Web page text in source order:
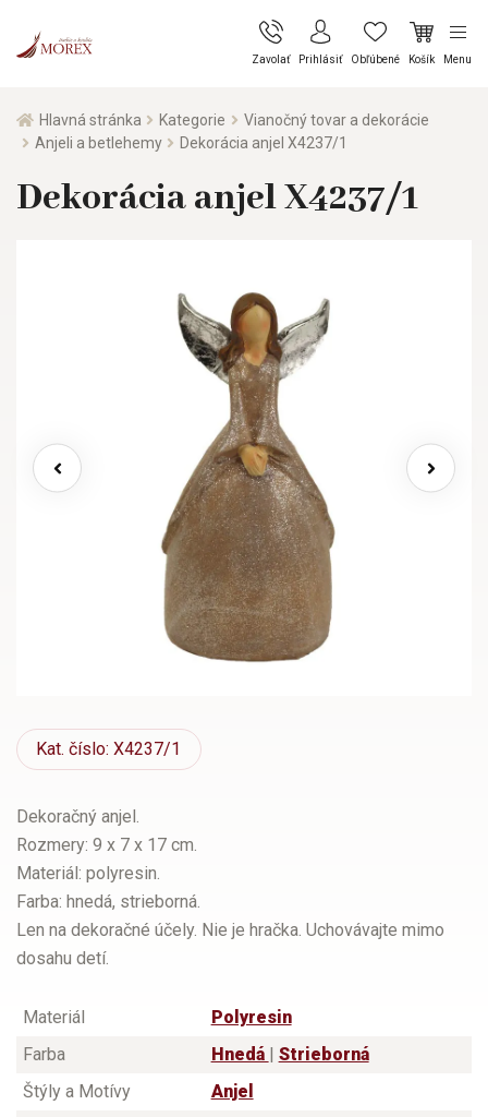
Zavolať Prihlásiť Obľúbené Košík Menu
Hlavná stránka Kategorie
Vianočný tovar a dekorácie
Anjeli a betlehemy
Dekorácia anjel X4237/1
Dekorácia anjel X4237/1
Kat. číslo: X4237/1
Dekoračný anjel.
Rozmery: 9 x 7 x 17 cm.
Materiál: polyresin.
Farba: hnedá, strieborná.
Len na dekoračné účely. Nie je hračka. Uchovávajte mimo
dosahu detí.
Materiál
Polyresin
Farba
Hnedá
Strieborná
Štýly a Motívy
Anjel